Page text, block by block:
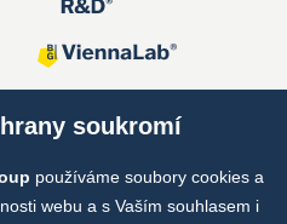
soukromí
používáme soubory cookies a
webu a s Vaším souhlasem i